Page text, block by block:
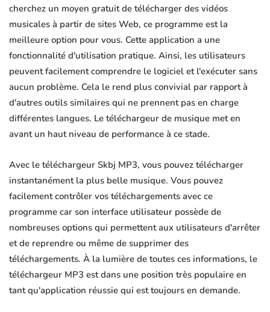
cherchez un moyen gratuit de télécharger des vidéos
musicales à partir de sites Web, ce programme est la
meilleure option pour vous. Cette application a une
fonctionnalité d'utilisation pratique. Ainsi, les utilisateurs
peuvent facilement comprendre le logiciel et l'exécuter sans
aucun problème. Cela le rend plus convivial par rapport à
d'autres outils similaires qui ne prennent pas en charge
différentes langues. Le téléchargeur de musique met en
avant un haut niveau de performance à ce stade.
Avec le téléchargeur Skbj MP3, vous pouvez télécharger
instantanément la plus belle musique. Vous pouvez
facilement contrôler vos téléchargements avec ce
programme car son interface utilisateur possède de
nombreuses options qui permettent aux utilisateurs d'arrêter
et de reprendre ou même de supprimer des
téléchargements. À la lumière de toutes ces informations, le
téléchargeur MP3 est dans une position très populaire en
tant qu'application réussie qui est toujours en demande.